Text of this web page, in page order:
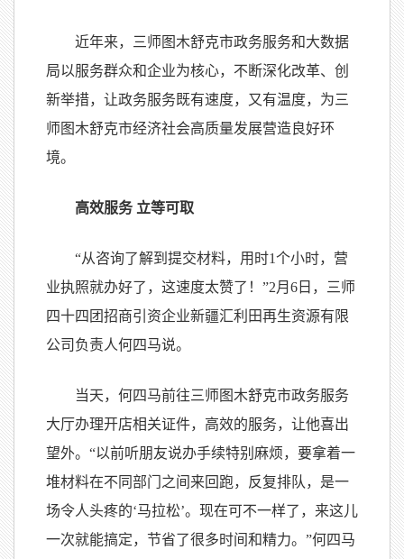
近年来，三师图木舒克市政务服务和大数据
局以服务群众和企业为核心，不断深化改革、创
新举措，让政务服务既有速度，又有温度，为三
师图木舒克市经济社会高质量发展营造良好环
境。
高效服务 立等可取
“从咨询了解到提交材料，用时1个小时，营
业执照就办好了，这速度太赞了！”2月6日，三师
四十四团招商引资企业新疆汇利田再生资源有限
公司负责人何四马说。
当天，何四马前往三师图木舒克市政务服务
大厅办理开店相关证件，高效的服务，让他喜出
望外。“以前听朋友说办手续特别麻烦，要拿着一
堆材料在不同部门之间来回跑，反复排队，是一
场令人头疼的‘马拉松’。现在可不一样了，来这儿
一次就能搞定，节省了很多时间和精力。”何四马